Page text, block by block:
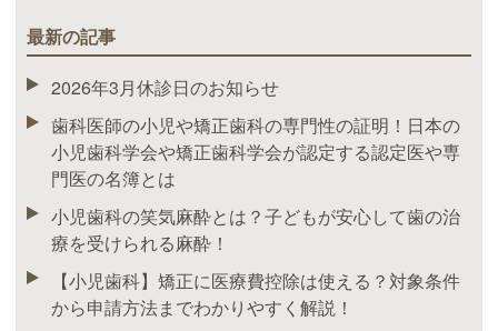
最新の記事
2026年3月休診日のお知らせ
歯科医師の小児や矯正歯科の専門性の証明！日本の
小児歯科学会や矯正歯科学会が認定する認定医や専
門医の名簿とは
小児歯科の笑気麻酔とは？子どもが安心して歯の治
療を受けられる麻酔！
【小児歯科】矯正に医療費控除は使える？対象条件
から申請方法までわかりやすく解説！